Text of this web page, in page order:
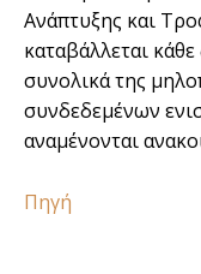
Ανάπτυξης και
καταβάλλεται
συνολικά της
συνδεδεμένων
αναμένονται
Πηγή